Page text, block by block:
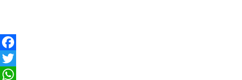
Facebook
Twitter